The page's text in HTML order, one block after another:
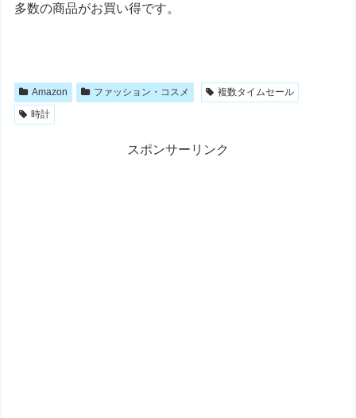
多数の商品がお買い得です。
Amazon ファッション・コスメ
複数タイムセール
時計
スポンサーリンク